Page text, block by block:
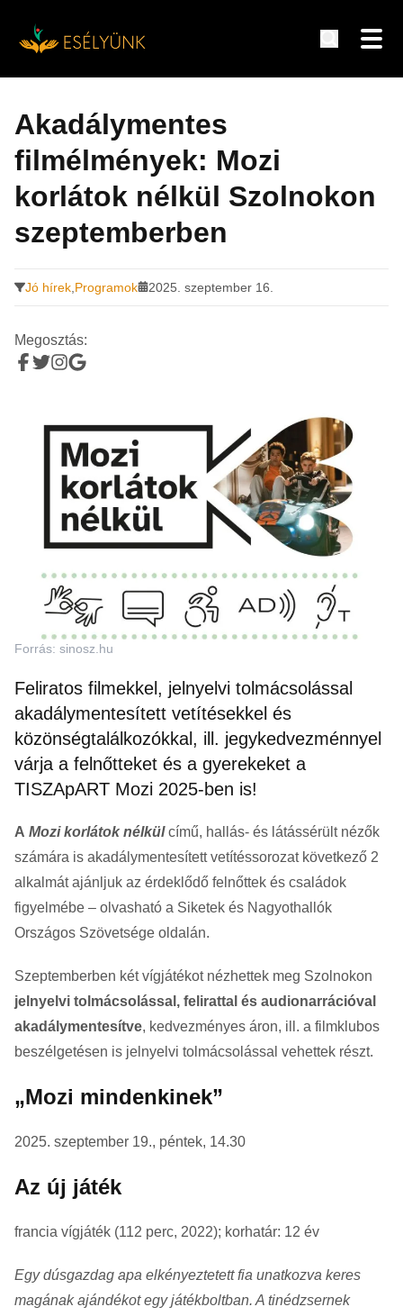
tartalomra
Akadálymentes
filmélmények: Mozi
korlátok nélkül Szolnokon
szeptemberben
Jó hírek Programok 2025. szeptember 16.
Megosztás:
Forrás: sinosz.hu
Feliratos filmekkel, jelnyelvi tolmácsolással
akadálymentesített vetítésekkel és
közönségtalálkozókkal, ill. jegykedvezménnyel
várja a felnőtteket és a gyerekeket a
TISZApART Mozi 2025-ben is!
A Mozi korlátok nélkülcímű, hallás- és látássérült nézők
számára is akadálymentesített vetítéssorozat következő 2
alkalmát ajánljuk az érdeklődő felnőttek és családok
figyelmébe – olvasható a Siketek és Nagyothallók
Országos Szövetsége oldalán.
Szeptemberben két vígjátékot nézhettek meg Szolnokon
jelnyelvi tolmácsolással, felirattal és audionarrációval
akadálymentesítve, kedvezményes áron, ill. a filmklubos
beszélgetésen is jelnyelvi tolmácsolással vehettek részt.
„Mozi mindenkinek”
2025. szeptember 19., péntek, 14.30
Az új játék
francia vígjáték (112 perc, 2022); korhatár: 12 év
Egy dúsgazdag apa elkényeztetett fia unatkozva keres
magának ajándékot egy játékboltban. A tinédzsernek